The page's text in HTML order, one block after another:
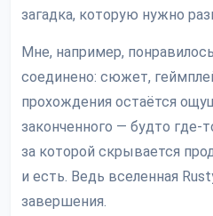
загадка, которую нужно
Мне, например,
соединено: сюжет,
прохождения остаётся
законченного — будто где-
за которой скрывается
и есть. Ведь вселенная
завершения.